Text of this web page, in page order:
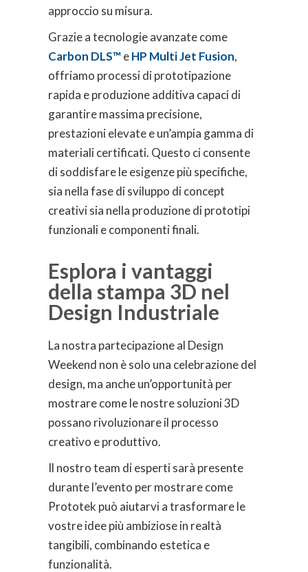
approccio su misura.
Grazie a tecnologie avanzate come
Carbon DLS™eHP Multi Jet Fusion,
offriamo processi di prototipazione
rapida e produzione additiva capaci di
garantire massima precisione,
prestazioni elevate e un’ampia gamma di
materiali certificati. Questo ci consente
di soddisfare le esigenze più specifiche,
sia nella fase di sviluppo di concept
creativi sia nella produzione di prototipi
funzionali e componenti finali.
Esplora i vantaggi
della stampa 3D nel
Design Industriale
La nostra partecipazione al Design
Weekend non è solo una celebrazione del
design, ma anche un’opportunità per
mostrare come le nostre soluzioni 3D
possano rivoluzionare il processo
creativo e produttivo.
Il nostro team di esperti sarà presente
durante l’evento per mostrare come
Prototek può aiutarvi a trasformare le
vostre idee più ambiziose in realtà
tangibili, combinando estetica e
funzionalità.